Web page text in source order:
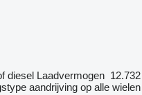
diesel Laadvermogen 12.732
aandrijving op alle wielen